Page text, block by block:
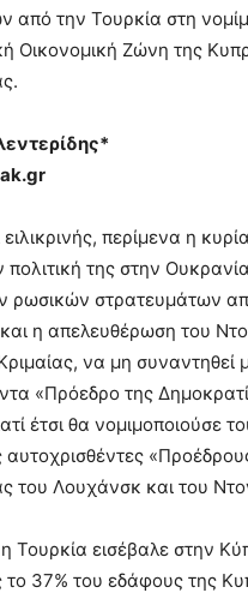
από την Τουρκία στη
Οικονομική Ζώνη της
ειλικρινής, περίμενα η
πολιτική της στην
ρωσικών στρατευμάτων
η απελευθέρωση του
να μη
«Πρόεδρο της
έτσι θα νομιμοποιούσε
του Λουχάνσκ και του
Τουρκία εισέβαλε στην
37% του εδάφους της